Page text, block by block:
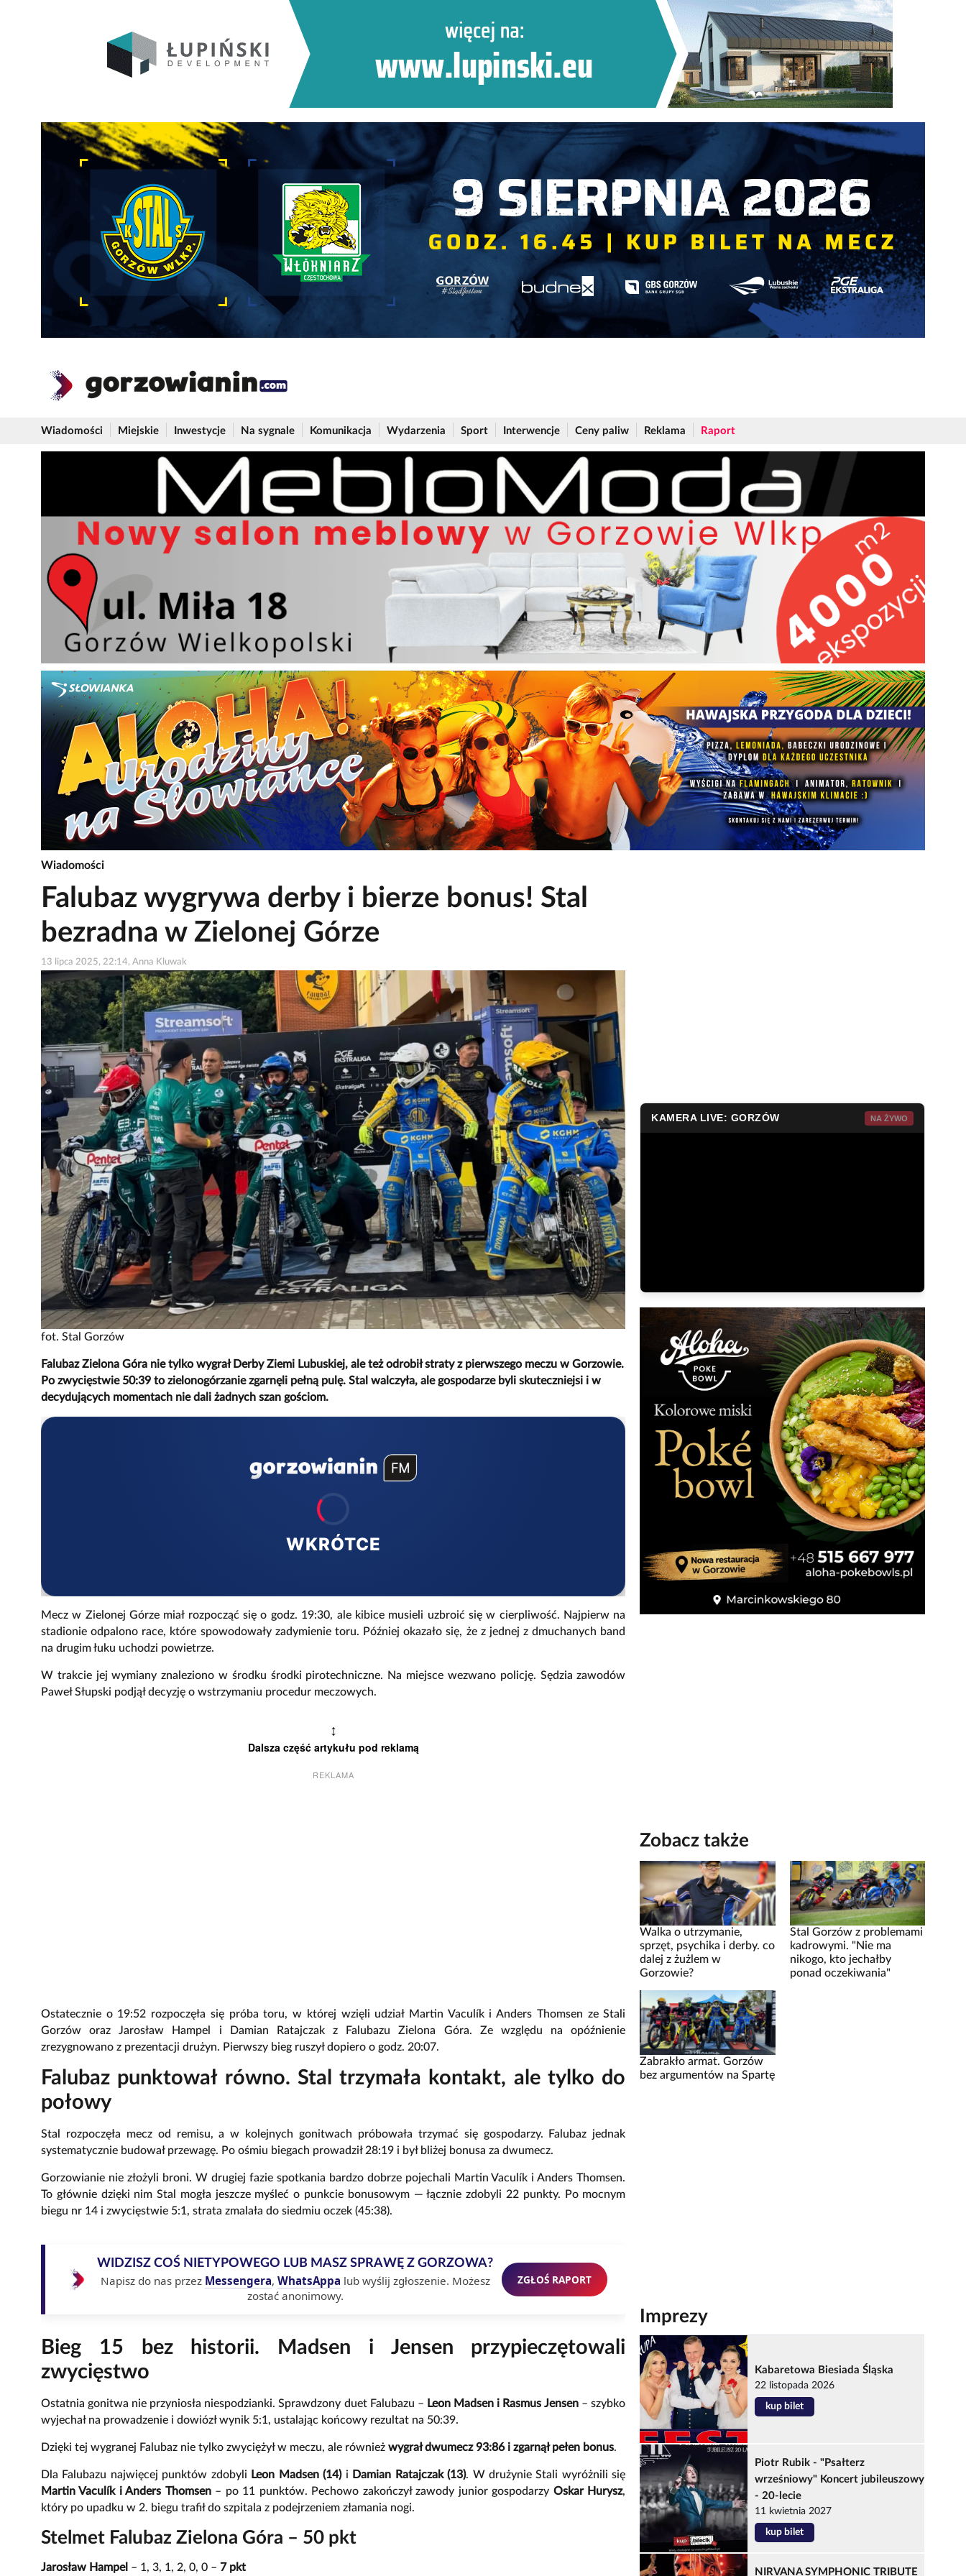
Wiadomości Miejskie Inwestycje Na sygnale Komunikacja Wydarzenia Sport Interwencje Ceny paliw Reklama Raport
Wiadomości
Falubaz wygrywa derby i bierze bonus! Stal
bezradna w Zielonej Górze
13 lipca 2025, 22:14, Anna Kluwak
fot. Stal Gorzów
Falubaz Zielona Góra nie tylko wygrał Derby Ziemi Lubuskiej, ale też odrobił straty z pierwszego meczu w Gorzowie.
Po zwycięstwie 50:39 to zielonogórzanie zgarnęli pełną pulę. Stal walczyła, ale gospodarze byli skuteczniejsi i w
decydujących momentach nie dali żadnych szan gościom.
WKRÓTCE
Mecz w Zielonej Górze miał rozpocząć się o godz. 19:30, ale kibice musieli uzbroić się w cierpliwość. Najpierw na
stadionie odpalono race, które spowodowały zadymienie toru. Później okazało się, że z jednej z dmuchanych band
na drugim łuku uchodzi powietrze.
W trakcie jej wymiany znaleziono w środku środki pirotechniczne. Na miejsce wezwano policję. Sędzia zawodów
Paweł Słupski podjął decyzję o wstrzymaniu procedur meczowych.
↕
Dalsza część artykułu pod reklamą
REKLAMA
Ostatecznie o 19:52 rozpoczęła się próba toru, w której wzięli udział Martin Vaculík i Anders Thomsen ze Stali
Gorzów oraz Jarosław Hampel i Damian Ratajczak z Falubazu Zielona Góra. Ze względu na opóźnienie
zrezygnowano z prezentacji drużyn. Pierwszy bieg ruszył dopiero o godz. 20:07.
Falubaz punktował równo. Stal trzymała kontakt, ale tylko do
połowy
Stal rozpoczęła mecz od remisu, a w kolejnych gonitwach próbowała trzymać się gospodarzy. Falubaz jednak
systematycznie budował przewagę. Po ośmiu biegach prowadził 28:19 i był bliżej bonusa za dwumecz.
Gorzowianie nie złożyli broni. W drugiej fazie spotkania bardzo dobrze pojechali Martin Vaculík i Anders Thomsen.
To głównie dzięki nim Stal mogła jeszcze myśleć o punkcie bonusowym — łącznie zdobyli 22 punkty. Po mocnym
biegu nr 14 i zwycięstwie 5:1, strata zmalała do siedmiu oczek (45:38).
WIDZISZ COŚ NIETYPOWEGO LUB MASZ SPRAWĘ Z GORZOWA?
Napisz do nas przez Messengera, WhatsAppa lub wyślij zgłoszenie. Możesz
zostać anonimowy.
ZGŁOŚ RAPORT
Bieg 15 bez historii. Madsen i Jensen przypieczętowali
zwycięstwo
Ostatnia gonitwa nie przyniosła niespodzianki. Sprawdzony duet Falubazu – Leon Madsen i Rasmus Jensen – szybko
wyjechał na prowadzenie i dowiózł wynik 5:1, ustalając końcowy rezultat na 50:39.
Dzięki tej wygranej Falubaz nie tylko zwyciężył w meczu, ale również wygrał dwumecz 93:86 i zgarnął pełen bonus.
Dla Falubazu najwięcej punktów zdobyli Leon Madsen (14)i Damian Ratajczak (13). W drużynie Stali wyróżnili się
Martin Vaculík i Anders Thomsen– po 11 punktów. Pechowo zakończył zawody junior gospodarzy Oskar Hurysz,
który po upadku w 2. biegu trafił do szpitala z podejrzeniem złamania nogi.
Stelmet Falubaz Zielona Góra – 50 pkt
Jarosław Hampel – 1, 3, 1, 2, 0, 0 – 7 pkt
KAMERA LIVE: GORZÓW NA ŻYWO
Zobacz także
Walka o utrzymanie,
sprzęt, psychika i derby. co
dalej z żużlem w
Gorzowie?
Stal Gorzów z problemami
kadrowymi. "Nie ma
nikogo, kto jechałby
ponad oczekiwania"
Zabrakło armat. Gorzów
bez argumentów na Spartę
Imprezy
Kabaretowa Biesiada Śląska
22 listopada 2026
kup bilet
Piotr Rubik - "Psałterz
wrześniowy" Koncert jubileuszowy
- 20-lecie
11 kwietnia 2027
kup bilet
NIRVANA SYMPHONIC TRIBUTE